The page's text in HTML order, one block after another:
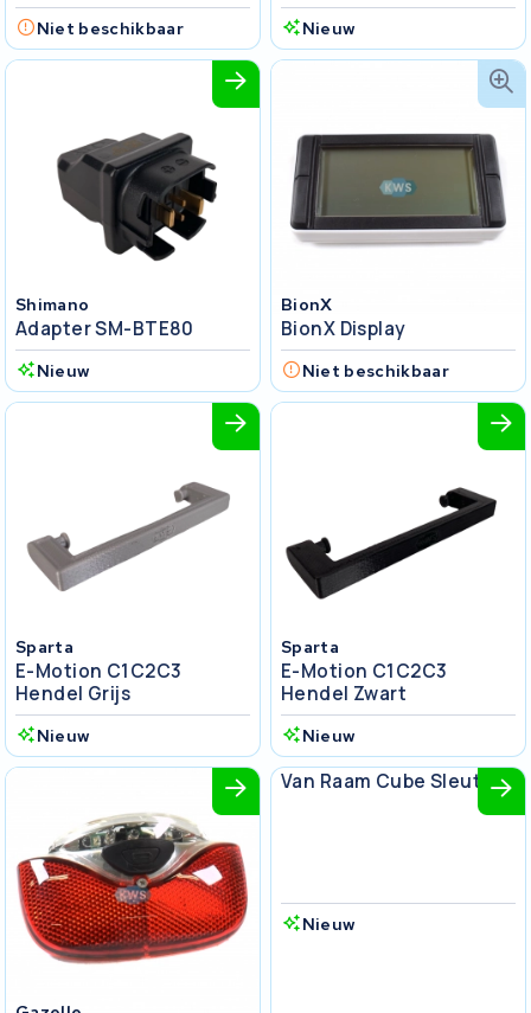
Niet beschikbaar Nieuw
Shimano
Adapter SM-BTE80
Nieuw
BionX
BionX Display
Niet beschikbaar
Sparta
E-Motion C1C2C3
Hendel Grijs
Nieuw
Sparta
E-Motion C1C2C3
Hendel Zwart
Nieuw
Van Raam
Van Raam Cube Sleutel
Nieuw